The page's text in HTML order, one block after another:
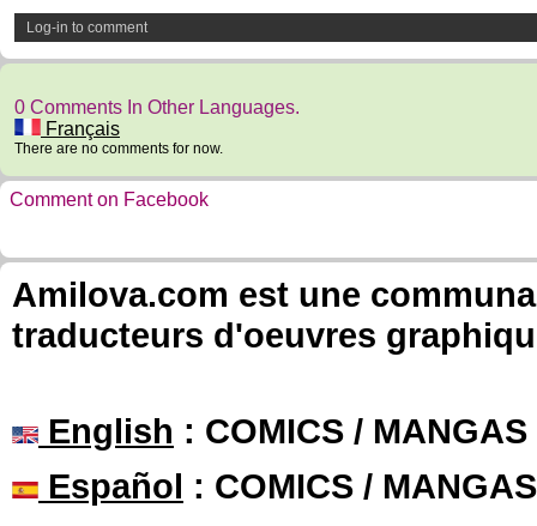
Log-in to comment
0 Comments In Other Languages.
Français
There are no comments for now.
Comment on Facebook
Amilova.com est une
traducteurs d'oeuvres
English : COMICS /
Español : COMICS /